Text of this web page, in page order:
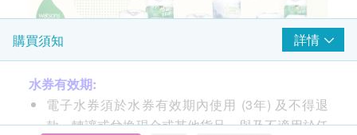
購買須知 詳情
水券有效期:
電子水券須於水券有效期內使用 (3年) 及不得退
款、轉讓或兌換現金或其他貨品，與及不適用於任